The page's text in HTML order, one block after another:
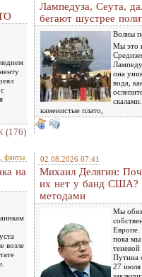
(176)
Лампедуза, Сеута,
бегают шустрее
Волны
Мы это
она
вода,
каменистые плато,
факты
на
возле
02.08.2026 07:41
Михаил Делягин:
их нет у банд США?
методами
Мы
Европе.
пока мы
Путина
27 июля